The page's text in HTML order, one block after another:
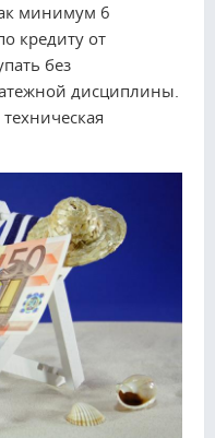
минимум 6
кредиту от
без
дисциплины.